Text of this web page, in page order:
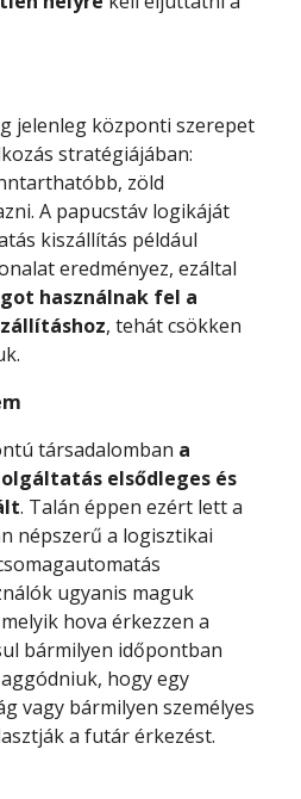
jelenleg központi szerepet
stratégiájában:
zöld
A papucstáv logikáját
kiszállítás például
eredményez, ezáltal
használnak fel a
, tehát csökken
társadalomban a
elsődleges és
. Talán éppen ezért lett a
népszerű a logisztikai
ugyanis maguk
hova érkezzen a
bármilyen időpontban
hogy egy
vagy bármilyen személyes
a futár érkezést.